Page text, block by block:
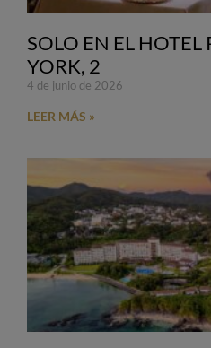
SOLO EN EL
YORK, 2
4 de junio de 2026
LEER MÁS »